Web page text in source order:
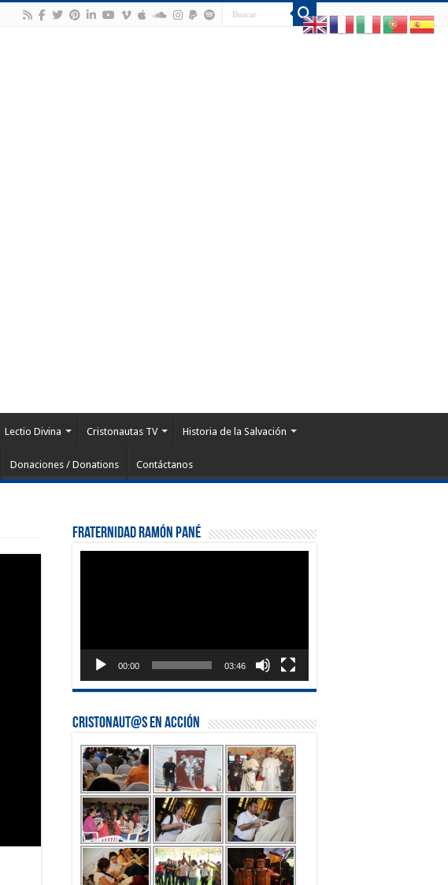
Lectio Divina Cristonautas TV Historia de la Salvación
Donaciones / Donations Contáctanos
Fraternidad Ramón Pané
00:00 03:46
Cristonaut@s en Acción